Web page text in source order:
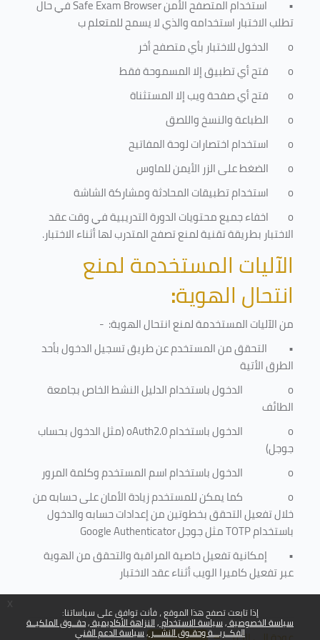
إذا تابعت تصفح هذا الموقع ، فأنت توافق على سياساتنا:
سياسة الخصوصية سياسة الاستخدام النزاهة الأكاديمية حقــوق الملكيــة
الفكــريـــة وحقـوق النشـــر سياسة الدعم الفني
• استخدام المتصفح الأمنSafe Exam Browserفي حال
تطلب الاختبار استخدامه والذي لا يسمح للمتعلم ب
o
الدخول للاختبار بأي متصفح أخر
o
فتح أي تطبيق إلا المسموحة فقط
o
فتح أي صفحة ويب إلا المستثناة
o
الطباعة والنسخ واللصق
o
استخدام اختصارات لوحة المفاتيح
o
الضغط على الزر الأيمن للماوس
o
استخدام تطبيقات المحادثة ومشاركة الشاشة
o
اخفاء جميع محتويات الدورة التدريبية في وقت عقد
الاختبار بطريقة تقنية لمنع تصفح المتدرب لها أثناء الاختبار.
الآليات المستخدمة لمنع
انتحال الهوية:
من الآليات المستخدمة لمنعانتحال الهوية: -
• التحقق من المستخدم عن طريق تسجيل الدخول بأحد
الطرق الأتية
o
الدخول باستخدام الدليل النشط الخاص بجامعة
الطائف
o
الدخول باستخدامoAuth2.0(مثل الدخول بحساب
جوجل)
o
الدخول باستخدام اسم المستخدم وكلمة المرور
o
كما يمكن للمستخدم زيادة الأمان على حسابه من
خلال تفعيل التحقق بخطوتين من إعدادات حسابه والدخول
باستخدامTOTPمثل جوجلGoogle Authenticator
• إمكانية تفعيل خاصية المراقبة والتحقق من الهوية
عبر تفعيل كاميرا الويب أثناء عقد الاختبار